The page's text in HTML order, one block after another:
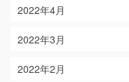
2022年4月
2022年3月
2022年2月